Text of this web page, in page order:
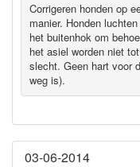
Corrigeren honden op
manier. Honden
het buitenhok om
het asiel worden niet
slecht. Geen hart voor
weg is).
03-06-2014